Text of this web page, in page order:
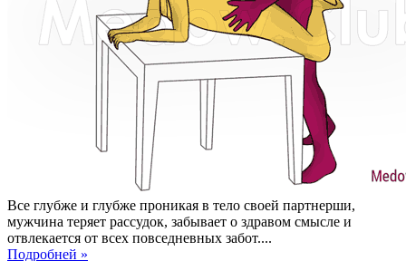
Все глубже и глубже проникая в тело своей партнерши,
мужчина теряет рассудок, забывает о здравом смысле и
отвлекается от всех повседневных забот....
Подробней »